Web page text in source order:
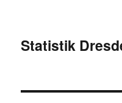
Statistik